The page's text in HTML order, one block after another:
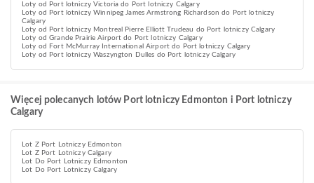
Loty od Port lotniczy Victoria do Port lotniczy Calgary
Loty od Port lotniczy Winnipeg James Armstrong Richardson do Port lotniczy
Calgary
Loty od Port lotniczy Montreal Pierre Elliott Trudeau do Port lotniczy Calgary
Loty od Grande Prairie Airport do Port lotniczy Calgary
Loty od Fort McMurray International Airport do Port lotniczy Calgary
Loty od Port lotniczy Waszyngton Dulles do Port lotniczy Calgary
Więcej polecanych lotów Port lotniczy Edmonton i Port lotniczy
Calgary
Lot Z Port Lotniczy Edmonton
Lot Z Port Lotniczy Calgary
Lot Do Port Lotniczy Edmonton
Lot Do Port Lotniczy Calgary